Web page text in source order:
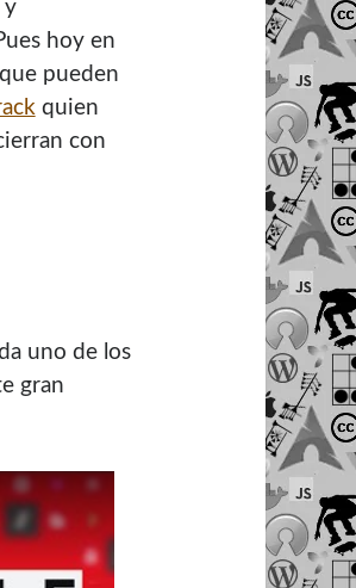
y
hoy en
pueden
quien
con
uno de los
gran